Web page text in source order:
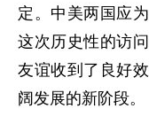
定。中美两国应
这次历史性的访
友谊收到了良好
阔发展的新阶段。